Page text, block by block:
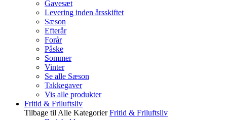
Gavesæt
Levering inden årsskiftet
Sæson
Efterår
Forår
Påske
Sommer
Vinter
Se alle Sæson
Takkegaver
Vis alle produkter
Fritid & Friluftsliv
Tilbage til Alle Kategorier Fritid & Friluftsliv